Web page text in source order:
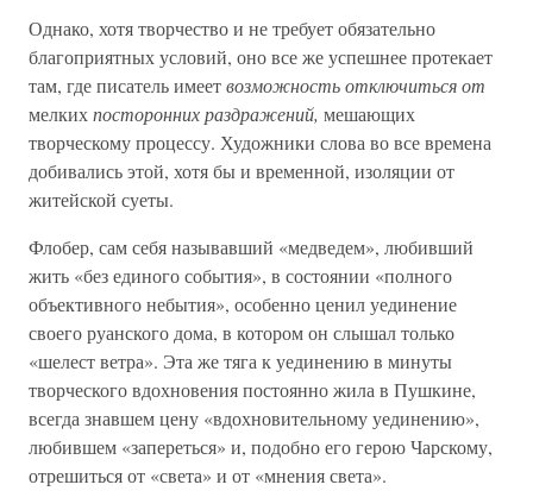
Однако, хотя творчество и не требует обязательно
благоприятных условий, оно все же успешнее протекает
там, где писатель имеетвозможность отключиться от
мелкихпосторонних раздражений, мешающих
творческому процессу. Художники слова во все времена
добивались этой, хотя бы и временной, изоляции от
житейской суеты.
Флобер, сам себя называвший «медведем», любивший
жить «без единого события», в состоянии «полного
объективного небытия», особенно ценил уединение
своего руанского дома, в котором он слышал только
«шелест ветра». Эта же тяга к уединению в минуты
творческого вдохновения постоянно жила в Пушкине,
всегда знавшем цену «вдохновительному уединению»,
любившем «запереться» и, подобно его герою Чарскому,
отрешиться от «света» и от «мнения света».